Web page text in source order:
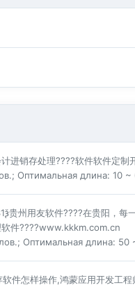
进销存处理????软件软件定制
Оптимальная длина: 10 ~
贵州用友软件????在贵阳，每
软件????www.kkkm.com.cn
Оптимальная длина: 50
件怎样操作,鸿蒙应用开发工